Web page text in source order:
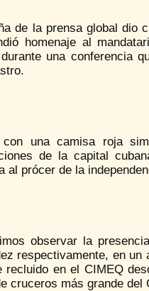
de la prensa global dio
homenaje al
una conferencia
con una camisa roja
de la capital
al prócer de la
observar la
respectivamente, en
recluido en el CIMEQ
cruceros más grande del